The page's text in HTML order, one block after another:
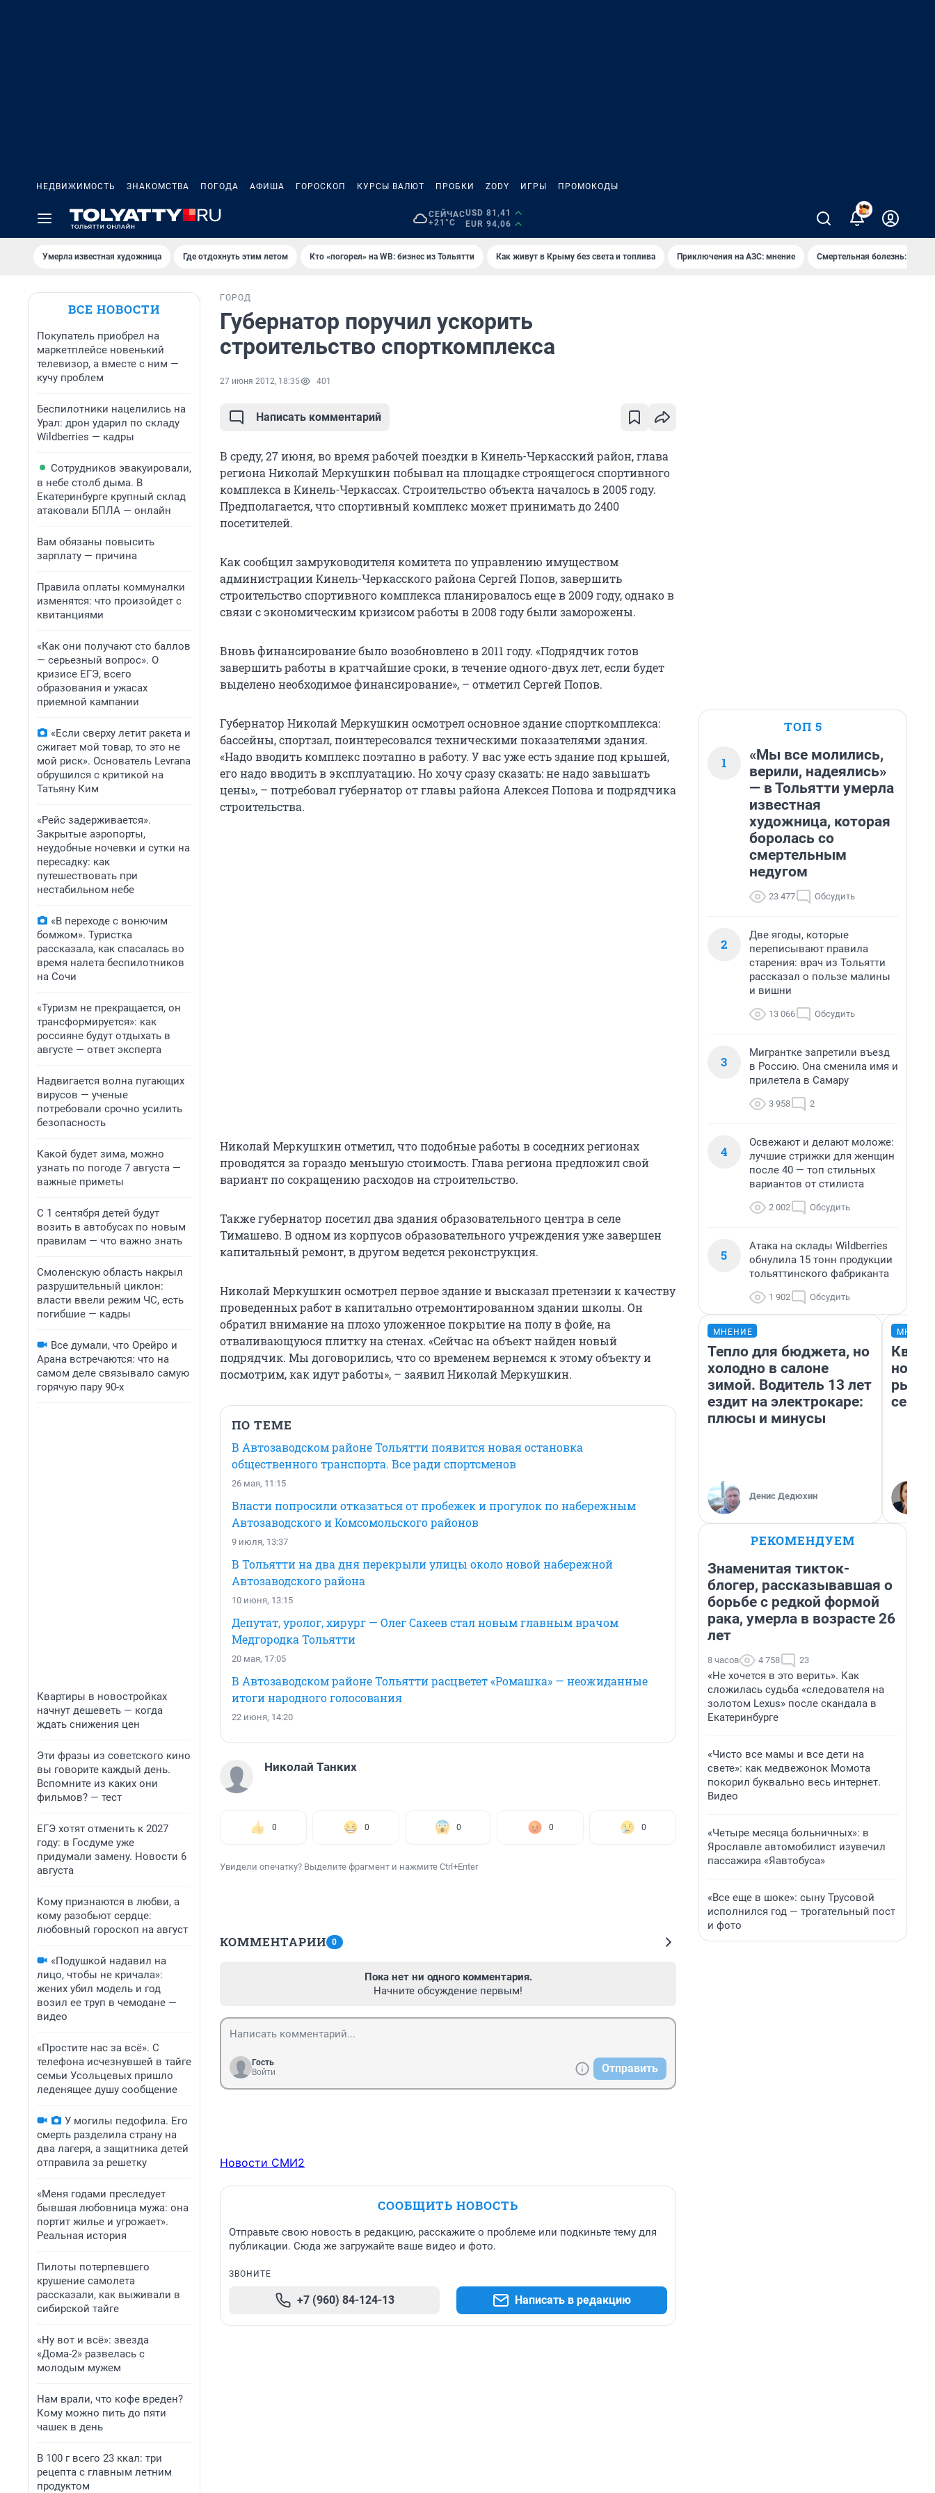
НЕДВИЖИМОСТЬ ЗНАКОМСТВА ПОГОДА АФИША ГОРОСКОП КУРСЫ ВАЛЮТ ПРОБКИ ZODY ИГРЫ ПРОМОКОДЫ
СЕЙЧАС
+21°C
USD 81,41
EUR 94,06
Умерла известная художница Где отдохнуть этим летом Кто «погорел» на WB: бизнес из Тольятти Как живут в Крыму без света и топлива Приключения на АЗС: мнение Смертельная болезнь:
ВСЕ НОВОСТИ
Покупатель приобрел на
маркетплейсе новенький
телевизор, а вместе с ним —
кучу проблем
Беспилотники нацелились на
Урал: дрон ударил по складу
Wildberries — кадры
Сотрудников эвакуировали,
в небе столб дыма. В
Екатеринбурге крупный склад
атаковали БПЛА — онлайн
Вам обязаны повысить
зарплату — причина
Правила оплаты коммуналки
изменятся: что произойдет с
квитанциями
«Как они получают сто баллов
— серьезный вопрос». О
кризисе ЕГЭ, всего
образования и ужасах
приемной кампании
«Если сверху летит ракета и
сжигает мой товар, то это не
мой риск». Основатель Levrana
обрушился с критикой на
Татьяну Ким
«Рейс задерживается».
Закрытые аэропорты,
неудобные ночевки и сутки на
пересадку: как
путешествовать при
нестабильном небе
«В переходе с вонючим
бомжом». Туристка
рассказала, как спасалась во
время налета беспилотников
на Сочи
«Туризм не прекращается, он
трансформируется»: как
россияне будут отдыхать в
августе — ответ эксперта
Надвигается волна пугающих
вирусов — ученые
потребовали срочно усилить
безопасность
Какой будет зима, можно
узнать по погоде 7 августа —
важные приметы
С 1 сентября детей будут
возить в автобусах по новым
правилам — что важно знать
Смоленскую область накрыл
разрушительный циклон:
власти ввели режим ЧС, есть
погибшие — кадры
Все думали, что Орейро и
Арана встречаются: что на
самом деле связывало самую
горячую пару 90-х
Квартиры в новостройках
начнут дешеветь — когда
ждать снижения цен
Эти фразы из советского кино
вы говорите каждый день.
Вспомните из каких они
фильмов? — тест
ЕГЭ хотят отменить к 2027
году: в Госдуме уже
придумали замену. Новости 6
августа
Кому признаются в любви, а
кому разобьют сердце:
любовный гороскоп на август
«Подушкой надавил на
лицо, чтобы не кричала»:
жених убил модель и год
возил ее труп в чемодане —
видео
«Простите нас за всё». С
телефона исчезнувшей в тайге
семьи Усольцевых пришло
леденящее душу сообщение
У могилы педофила. Его
смерть разделила страну на
два лагеря, а защитника детей
отправила за решетку
«Меня годами преследует
бывшая любовница мужа: она
портит жилье и угрожает».
Реальная история
Пилоты потерпевшего
крушение самолета
рассказали, как выживали в
сибирской тайге
«Ну вот и всё»: звезда
«Дома-2» развелась с
молодым мужем
Нам врали, что кофе вреден?
Кому можно пить до пяти
чашек в день
В 100 г всего 23 ккал: три
рецепта с главным летним
продуктом
ГОРОД
Губернатор поручил ускорить
строительство спорткомплекса
27 июня 2012, 18:35 401
Написать комментарий
В среду, 27 июня, во время рабочей поездки в Кинель-Черкасский район, глава
региона Николай Меркушкин побывал на площадке строящегося спортивного
комплекса в Кинель-Черкассах. Строительство объекта началось в 2005 году.
Предполагается, что спортивный комплекс может принимать до 2400
посетителей.
Как сообщил замруководителя комитета по управлению имуществом
администрации Кинель-Черкасского района Сергей Попов, завершить
строительство спортивного комплекса планировалось еще в 2009 году, однако в
связи с экономическим кризисом работы в 2008 году были заморожены.
Вновь финансирование было возобновлено в 2011 году. «Подрядчик готов
завершить работы в кратчайшие сроки, в течение одного-двух лет, если будет
выделено необходимое финансирование», – отметил Сергей Попов.
Губернатор Николай Меркушкин осмотрел основное здание спорткомплекса:
бассейны, спортзал, поинтересовался техническими показателями здания.
«Надо вводить комплекс поэтапно в работу. У вас уже есть здание под крышей,
его надо вводить в эксплуатацию. Но хочу сразу сказать: не надо завышать
цены», – потребовал губернатор от главы района Алексея Попова и подрядчика
строительства.
Николай Меркушкин отметил, что подобные работы в соседних регионах
проводятся за гораздо меньшую стоимость. Глава региона предложил свой
вариант по сокращению расходов на строительство.
Также губернатор посетил два здания образовательного центра в селе
Тимашево. В одном из корпусов образовательного учреждения уже завершен
капитальный ремонт, в другом ведется реконструкция.
Николай Меркушкин осмотрел первое здание и высказал претензии к качеству
проведенных работ в капитально отремонтированном здании школы. Он
обратил внимание на плохо уложенное покрытие на полу в фойе, на
отваливающуюся плитку на стенах. «Сейчас на объект найден новый
подрядчик. Мы договорились, что со временем вернемся к этому объекту и
посмотрим, как идут работы», – заявил Николай Меркушкин.
ПО ТЕМЕ
В Автозаводском районе Тольятти появится новая остановка
общественного транспорта. Все ради спортсменов
26 мая, 11:15
Власти попросили отказаться от пробежек и прогулок по набережным
Автозаводского и Комсомольского районов
9 июля, 13:37
В Тольятти на два дня перекрыли улицы около новой набережной
Автозаводского района
10 июня, 13:15
Депутат, уролог, хирург — Олег Сакеев стал новым главным врачом
Медгородка Тольятти
20 мая, 17:05
В Автозаводском районе Тольятти расцветет «Ромашка» — неожиданные
итоги народного голосования
22 июня, 14:20
Николай Танких
0 0 0 0 0
Увидели опечатку? Выделите фрагмент и нажмите Ctrl+Enter
КОММЕНТАРИИ 0
Пока нет ни одного комментария.
Начните обсуждение первым!
Гость
Войти
Отправить
Новости СМИ2
СООБЩИТЬ НОВОСТЬ
Отправьте свою новость в редакцию, расскажите о проблеме или подкиньте тему для
публикации. Сюда же загружайте ваше видео и фото.
ЗВОНИТЕ
+7 (960) 84-124-13 Написать в редакцию
ТОП 5
1
«Мы все молились,
верили, надеялись»
— в Тольятти умерла
известная
художница, которая
боролась со
смертельным
недугом
23 477 Обсудить
2
Две ягоды, которые
переписывают правила
старения: врач из Тольятти
рассказал о пользе малины
и вишни
13 066 Обсудить
3
Мигрантке запретили въезд
в Россию. Она сменила имя и
прилетела в Самару
3 958 2
4
Освежают и делают моложе:
лучшие стрижки для женщин
после 40 — топ стильных
вариантов от стилиста
2 002 Обсудить
5
Атака на склады Wildberries
обнулила 15 тонн продукции
тольяттинского фабриканта
1 902 Обсудить
МНЕНИЕ
Тепло для бюджета, но
холодно в салоне
зимой. Водитель 13 лет
ездит на электрокаре:
плюсы и минусы
Денис Дедюхин
но
РЕКОМЕНДУЕМ
Знаменитая тикток-
блогер, рассказывавшая о
борьбе с редкой формой
рака, умерла в возрасте 26
лет
8 часов 4 758 23
«Не хочется в это верить». Как
сложилась судьба «следователя на
золотом Lexus» после скандала в
Екатеринбурге
«Чисто все мамы и все дети на
свете»: как медвежонок Момота
покорил буквально весь интернет.
Видео
«Четыре месяца больничных»: в
Ярославле автомобилист изувечил
пассажира «Яавтобуса»
«Все еще в шоке»: сыну Трусовой
исполнился год — трогательный пост
и фото